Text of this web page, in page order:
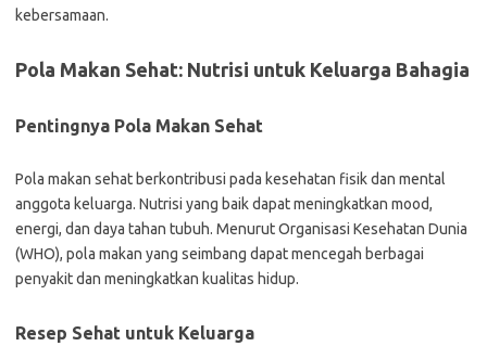
kebersamaan.
Pola Makan Sehat: Nutrisi untuk Keluarga Bahagia
Pentingnya Pola Makan Sehat
Pola makan sehat berkontribusi pada kesehatan fisik dan mental
anggota keluarga. Nutrisi yang baik dapat meningkatkan mood,
energi, dan daya tahan tubuh. Menurut Organisasi Kesehatan Dunia
(WHO), pola makan yang seimbang dapat mencegah berbagai
penyakit dan meningkatkan kualitas hidup.
Resep Sehat untuk Keluarga